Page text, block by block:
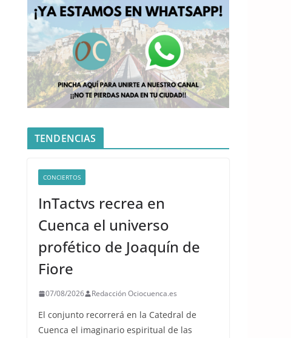
TENDENCIAS
CONCIERTOS
InTactvs recrea en
Cuenca el universo
profético de Joaquín de
Fiore
07/08/2026 Redacción Ociocuenca.es
El conjunto recorrerá en la Catedral de
Cuenca el imaginario espiritual de las